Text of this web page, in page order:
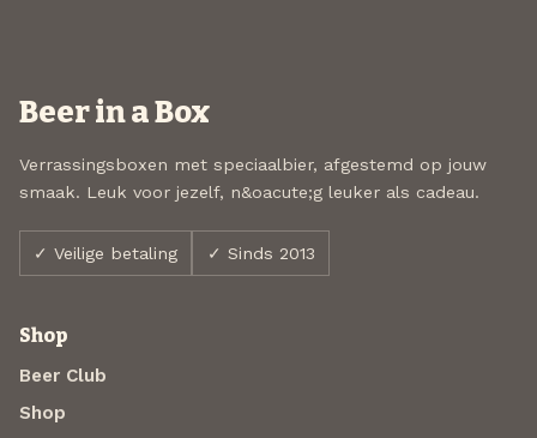
Beer in a Box
Verrassingsboxen met speciaalbier, afgestemd op jouw
smaak. Leuk voor jezelf, n&oacute;g leuker als cadeau.
✓ Veilige betaling ✓ Sinds 2013
Shop
Beer Club
Shop